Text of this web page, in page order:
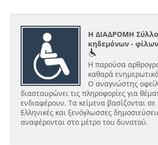
Η ΔΙΑΔΡΟΜΗ
κηδεμόνων -
Η παρούσα
καθαρά
Ο αναγνώστης
διασταυρώνει τις πληροφορίες για
ενδιαφέρουν. Τα κείμενα βασίζονται σε
Ελληνικές και ξενόγλωσσες
αναφέρονται στο μέτρο του δυνατού.